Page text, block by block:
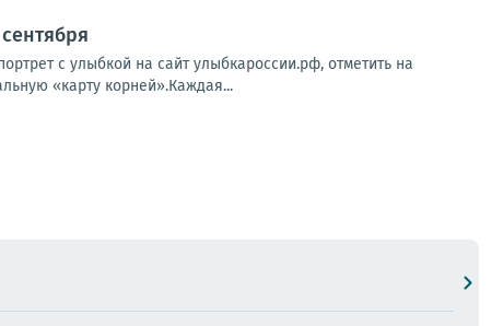
с улыбкой на сайт улыбкароссии.рф, отметить на
«карту корней».Каждая...